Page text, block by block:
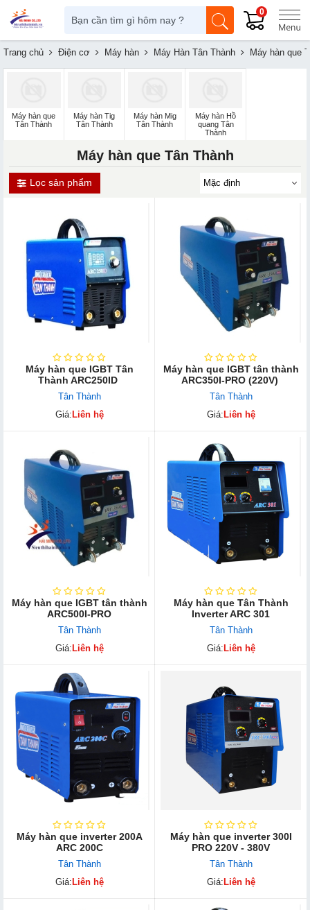
0
Trang chủ Điện cơ Máy hàn Máy Hàn Tân Thành Máy hàn que
Máy hàn que
Tân Thành
Máy hàn Tig
Tân Thành
Máy hàn Mig
Tân Thành
Máy hàn Hồ
quang Tân
Thành
Máy hàn que Tân Thành
Lọc sản phẩm
Máy hàn que IGBT Tân
Thành ARC250ID
Tân Thành
Giá: Liên hệ
Máy hàn que IGBT tân thành
ARC350I-PRO (220V)
Tân Thành
Giá: Liên hệ
Máy hàn que IGBT tân thành
ARC500I-PRO
Tân Thành
Giá: Liên hệ
Máy hàn que Tân Thành
Inverter ARC 301
Tân Thành
Giá: Liên hệ
Máy hàn que inverter 200A
ARC 200C
Tân Thành
Giá: Liên hệ
Máy hàn que inverter 300I
PRO 220V - 380V
Tân Thành
Giá: Liên hệ